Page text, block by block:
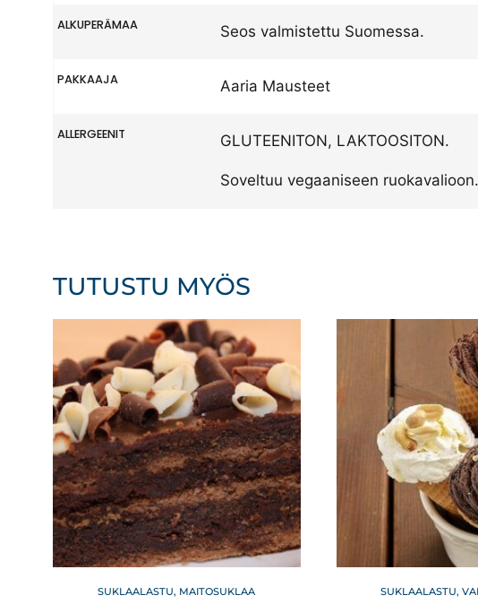
ALKUPERÄMAA Seos valmistettu Suomessa.
PAKKAAJA Aaria Mausteet
ALLERGEENIT GLUTEENITON, LAKTOOSITON.
Soveltuu vegaaniseen ruokavalioon.
TUTUSTU MYÖS
SUKLAALASTU, MAITOSUKLAA SUKLAALASTU,